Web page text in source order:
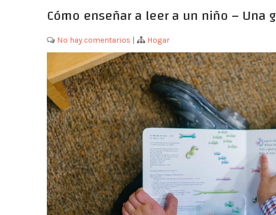
Cómo enseñar a leer a un niño – Una
No hay comentarios | Hogar